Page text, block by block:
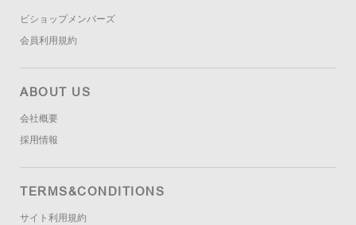
ビショップメンバーズ
会員利用規約
ABOUT US
会社概要
採用情報
TERMS&CONDITIONS
サイト利用規約